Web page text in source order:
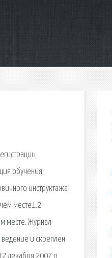
обучения
инструктажа
месте1.2
месте. Журнал
и скреплен
декабря 2007 n